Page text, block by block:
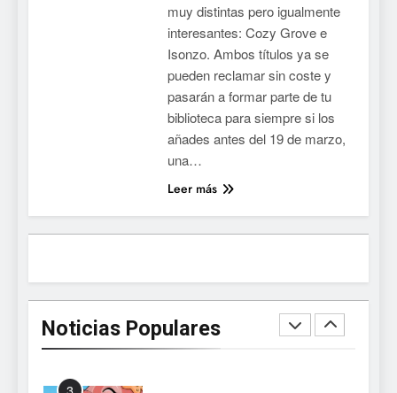
muy distintas pero igualmente
interesantes: Cozy Grove e
Isonzo. Ambos títulos ya se
pueden reclamar sin coste y
pasarán a formar parte de tu
biblioteca para siempre si los
añades antes del 19 de marzo,
una…
Leer más
Noticias Populares
Stuntman: Hollywood
devuelve el espectáculo de
la conducción acrobática a
PS5, Xbox Series X|S y PC
NOTICIAS DE VIDEOJUEGOS
Ragnarok Origin: Classic ya
está disponible, y es el único
RO F2P-friendly de la saga
NOTICIAS DE VIDEOJUEGOS
Humble Choice de julio
Neon White en el mismo
pack
NOTICIAS DE VIDEOJUEGOS
3